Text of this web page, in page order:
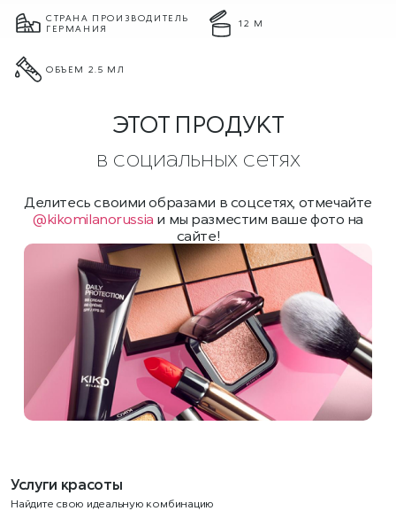
СТРАНА ПРОИЗВОДИТЕЛЬ
ГЕРМАНИЯ
12 М
ОБЪЕМ 2.5 МЛ
ЭТОТ ПРОДУКТ
в социальных сетях
Делитесь своими образами в соцсетях, отмечайте
@kikomilanorussia и мы разместим ваше фото на
сайте!
Услуги красоты
Найдите свою идеальную комбинацию